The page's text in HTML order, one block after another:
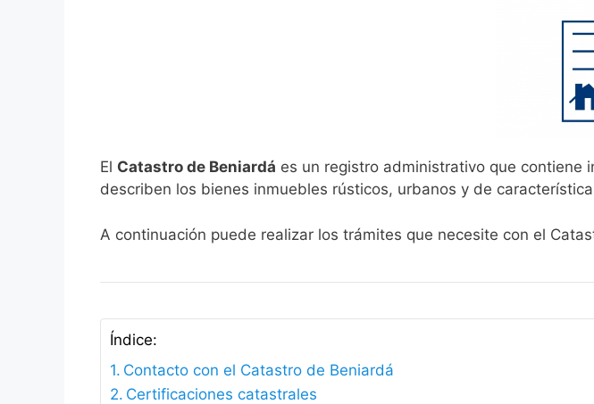
El Catastro de Beniardá es un registro administrativo que contiene
describen los bienes inmuebles rústicos, urbanos y de
A continuación puede realizar los trámites que necesite con el
Índice:
Contacto con el Catastro de Beniardá
Certificaciones catastrales